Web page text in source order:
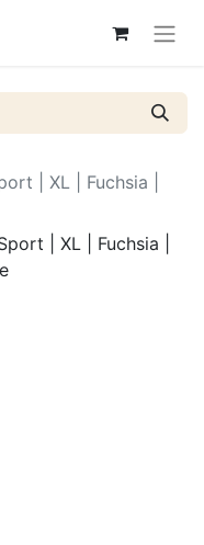
| XL | Fuchsia |